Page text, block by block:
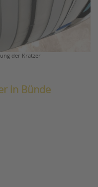
der Kratzer
in Bünde